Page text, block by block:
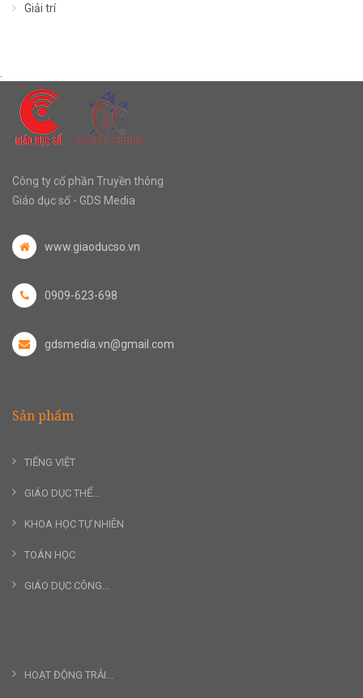
Giải trí
Công ty cổ phần Truyền thông
Giáo dục số - GDS Media
www.giaoducso.vn
0909-623-698
gdsmedia.vn@gmail.com
Sản phẩm
TIẾNG VIỆT
GIÁO DỤC THỂ...
KHOA HỌC TỰ NHIÊN
TOÁN HỌC
GIÁO DỤC CÔNG...
HOẠT ĐỘNG TRẢI...